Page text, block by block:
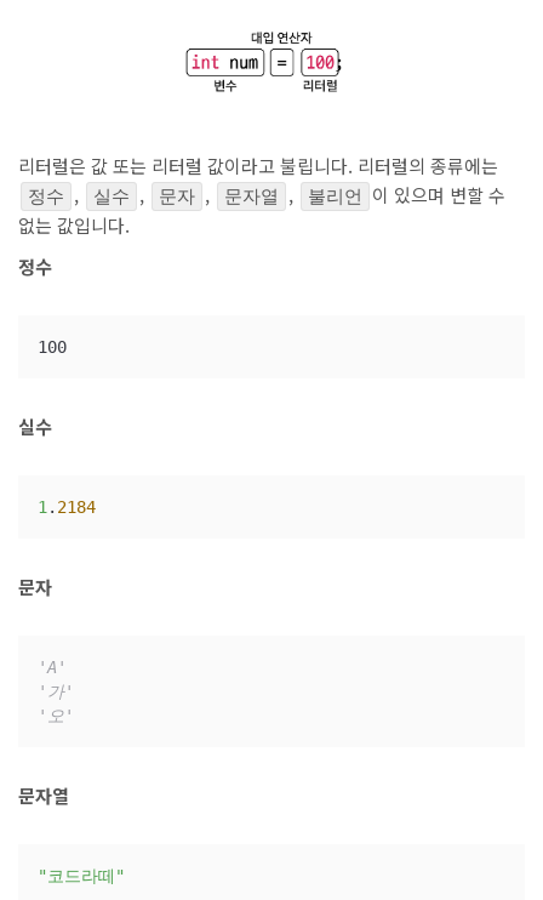
리터럴은 값 또는 리터럴 값이라고 불립니다. 리터럴의 종류에는
정수 , 실수 , 문자 , 문자열 , 불리언
이 있으며 변할 수
없는 값입니다.
정수
100
실수
1 . 2184
문자
'A'
'가'
'오'
문자열
"코드라떼"